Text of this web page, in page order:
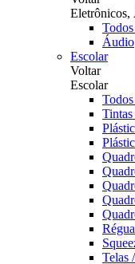
Áudio
Escolar
Voltar
Escolar
Telas